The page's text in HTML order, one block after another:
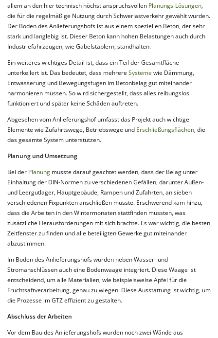
allem an den hier technisch höchst anspruchsvollen Planungs-Lösungen,
die für die regelmäßige Nutzung durch Schwerlastverkehr gewählt wurden.
Der Boden des Anlieferungshofs ist aus einem speziellen Beton, der sehr
stark und langlebig ist. Dieser Beton kann hohen Belastungen auch durch
Industriefahrzeugen, wie Gabelstaplern, standhalten.
Ein weiteres wichtiges Detail ist, dass ein Teil der Gesamtfläche
unterkellert ist. Das bedeutet, dass mehrere Systeme wie Dämmung,
Entwässerung und Bewegungsfugen im Betonbelag gut miteinander
harmonieren müssen. So wird sichergestellt, dass alles reibungslos
funktioniert und später keine Schäden auftreten.
Abgesehen vom Anlieferungshof umfasst das Projekt auch wichtige
Elemente wie Zufahrtswege, Betriebswege und Erschließungsflächen, die
das gesamte System unterstützen.
Planung und Umsetzung
Bei der Planung musste darauf geachtet werden, dass der Belag unter
Einhaltung der DIN-Normen zu verschiedenen Gefällen, darunter Außen-
und Leergutlager, Hauptgebäude, Rampen und Zufahrten, an sieben
verschiedenen Fixpunkten anschließen musste. Erschwerend kam hinzu,
dass die Arbeiten in den Wintermonaten stattfinden mussten, was
zusätzliche Herausforderungen mit sich brachte. Es war wichtig, die besten
Zeitfenster zu finden und alle beteiligten Gewerke gut miteinander
abzustimmen.
Im Boden des Anlieferungshofs wurden neben Wasser- und
Stromanschlüssen auch eine Bodenwaage integriert. Diese Waage ist
entscheidend, um alle Materialien, wie beispielsweise Äpfel für die
Fruchtsaftverarbeitung, genau zu wiegen. Diese Ausstattung ist wichtig, um
die Prozesse im GTZ effizient zu gestalten.
Abschluss der Arbeiten
Vor dem Bau des Anlieferungshofs wurden noch zwei Wände aus